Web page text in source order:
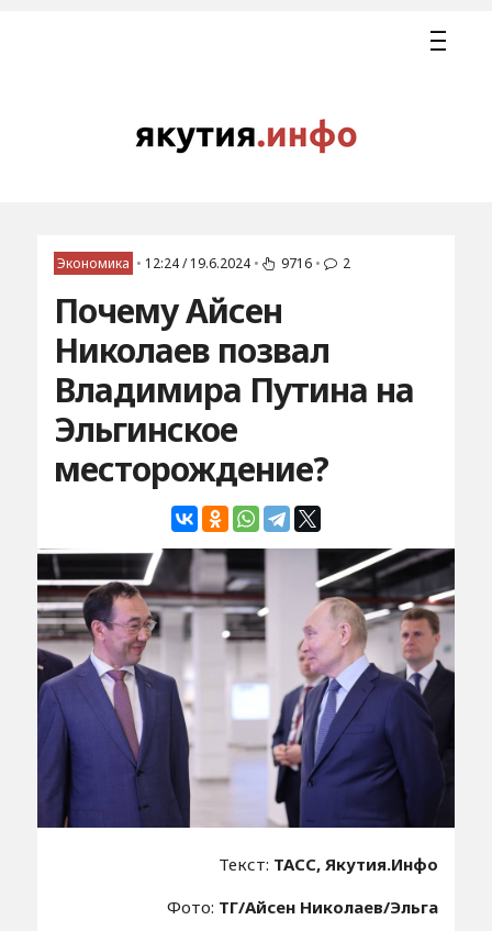
Экономика • 12:24 / 19.6.2024 • 9716 • 2
Почему Айсен
Николаев позвал
Владимира Путина на
Эльгинское
месторождение?
Текст: ТАСС, Якутия.Инфо
Фото: ТГ/Айсен Николаев/Эльга